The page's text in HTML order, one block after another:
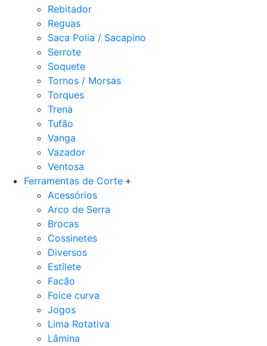
Rebitador
Reguas
Saca Polia / Sacapino
Serrote
Soquete
Tornos / Morsas
Torques
Trena
Tufão
Vanga
Vazador
Ventosa
Ferramentas de Corte
Acessórios
Arco de Serra
Brocas
Cossinetes
Diversos
Estilete
Facão
Foice curva
Jogos
Lima Rotativa
Lâmina